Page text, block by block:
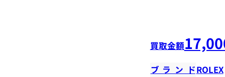
買取金額
ブランドROLEX